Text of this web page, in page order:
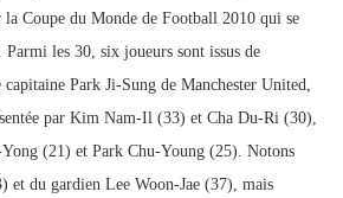
Coupe du Monde de Football 2010 qui se
les 30, six joueurs sont issus de
Park Ji-Sung de Manchester United,
par Kim Nam-Il (33) et Cha Du-Ri (30),
(21) et Park Chu-Young (25). Notons
et du gardien Lee Woon-Jae (37), mais